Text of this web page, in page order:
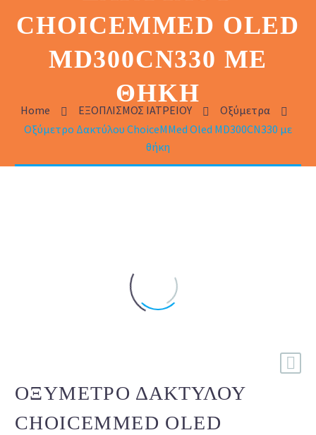
CHOICEMMED OLED
MD300CΝ330 ΜΕ
ΘΉΚΗ
Home ΕΞΟΠΛΙΣΜΟΣ ΙΑΤΡΕΙΟΥ
Οξύμετρα
Οξύμετρο Δακτύλου ChoiceMMed Oled MD300CΝ330 με
θήκη
ΟΞΎΜΕΤΡΟ ΔΑΚΤΎΛΟΥ
CHOICEMMED OLED